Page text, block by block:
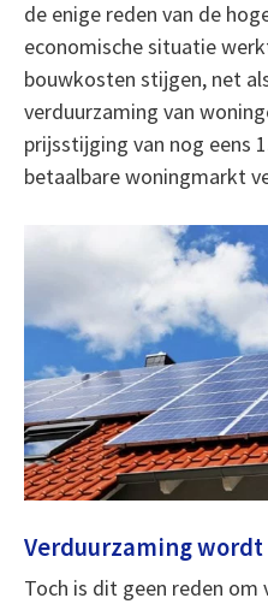
de enige reden van de
economische situatie
bouwkosten stijgen, net
verduurzaming van
prijsstijging van nog eens
betaalbare woningmarkt
Verduurzaming
Toch is dit geen reden om